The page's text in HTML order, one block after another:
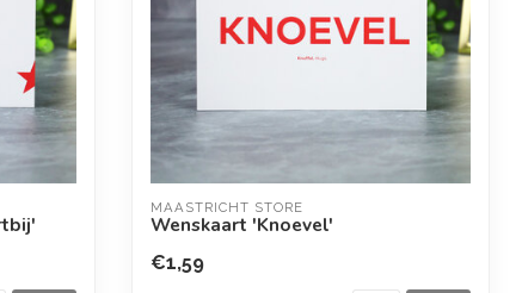
MAASTRICHT STORE
Wenskaart 'Knoevel'
€1,59